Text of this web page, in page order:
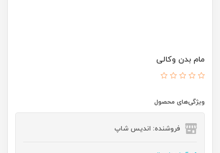
مام بدن وکالی
ویژگی‌های محصول
فروشنده: اندیس شاپ